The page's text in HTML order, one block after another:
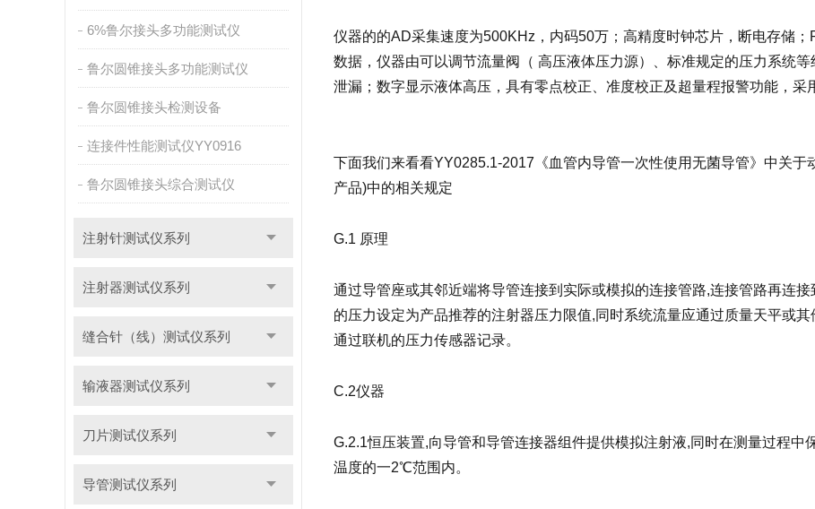
6%鲁尔接头多功能测试仪
鲁尔圆锥接头多功能测试仪
鲁尔圆锥接头检测设备
连接件性能测试仪YY0916
鲁尔圆锥接头综合测试仪
注射针测试仪系列
注射器测试仪系列
缝合针（线）测试仪系列
输液器测试仪系列
刀片测试仪系列
导管测试仪系列
仪器的的AD采集速度为500KHz，内码50万；高精度时钟芯片，断电存储
数据，仪器由可以调节流量阀（ 高压液体压力源）、标准规定的压力系统
泄漏；数字显示液体高压，具有零点校正、准度校正及超量程报警功能，采
下面我们来看看YY0285.1-2017《血管内导管一次性使用无菌导管》中关
产品)中的相关规定
G.1 原理
通过导管座或其邻近端将导管连接到实际或模拟的连接管路,连接管路再连
的压力设定为产品推荐的注射器压力限值,同时系统流量应通过质量天平或
通过联机的压力传感器记录。
C.2仪器
G.2.1恒压装置,向导管和导管连接器组件提供模拟注射液,同时在测量过程
温度的一2℃范围内。